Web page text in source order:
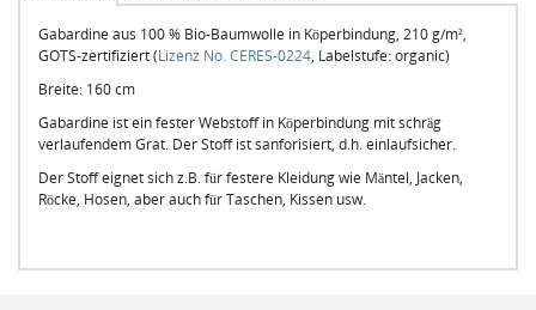
Gabardine aus 100 % Bio-Baumwolle in Köperbindung, 210 g/m²,
GOTS-zertifiziert (Lizenz No. CERES-0224, Labelstufe: organic)
Breite: 160 cm
Gabardine ist ein fester Webstoff in Köperbindung mit schräg
verlaufendem Grat. Der Stoff ist sanforisiert, d.h. einlaufsicher.
Der Stoff eignet sich z.B. für festere Kleidung wie Mäntel, Jacken,
Röcke, Hosen, aber auch für Taschen, Kissen usw.